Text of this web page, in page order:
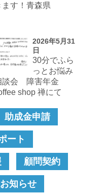
ます！青森県
2026年5月31
日
30分でふら
っとお悩み
談会 障害年金
shop 禅にて
助成金申請
ート
顧問契約
お知らせ